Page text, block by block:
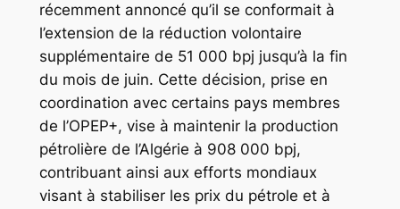
récemment annoncé qu’il se conformait à
l’extension de la réduction volontaire
supplémentaire de 51 000 bpj jusqu’à la fin
du mois de juin. Cette décision, prise en
coordination avec certains pays membres
de l’OPEP+, vise à maintenir la production
pétrolière de l’Algérie à 908 000 bpj,
contribuant ainsi aux efforts mondiaux
visant à stabiliser les prix du pétrole et à